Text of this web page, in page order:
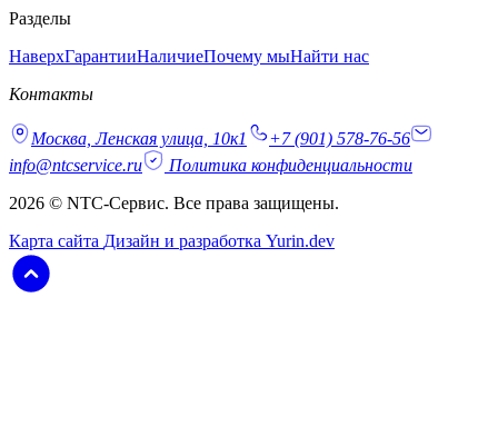
Разделы
НаверхГарантииНаличиеПочему мыНайти нас
Контакты
Москва, Ленская улица, 10к1
+7 (901) 578-76-56
info@ntcservice.ru
Политика конфиденциальности
2026 © NTC-Сервис. Все права защищены.
Карта сайта Дизайн и разработка Yurin.dev